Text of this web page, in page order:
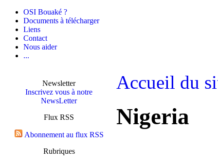
OSI Bouaké ?
Documents à télécharger
Liens
Contact
Nous aider
...
Newsletter
Inscrivez vous à notre
NewsLetter
Flux RSS
Abonnement au flux RSS
Rubriques
Accueil du
Nigeria